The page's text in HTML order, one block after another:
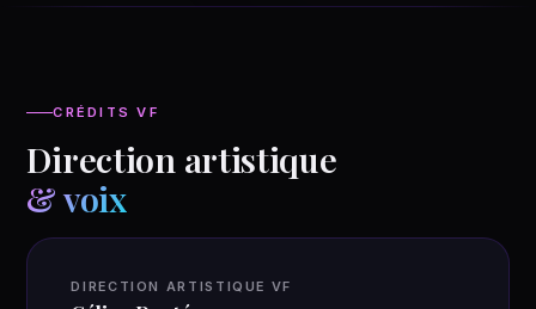
CRÉDITS VF
Direction artistique
& voix
DIRECTION ARTISTIQUE VF